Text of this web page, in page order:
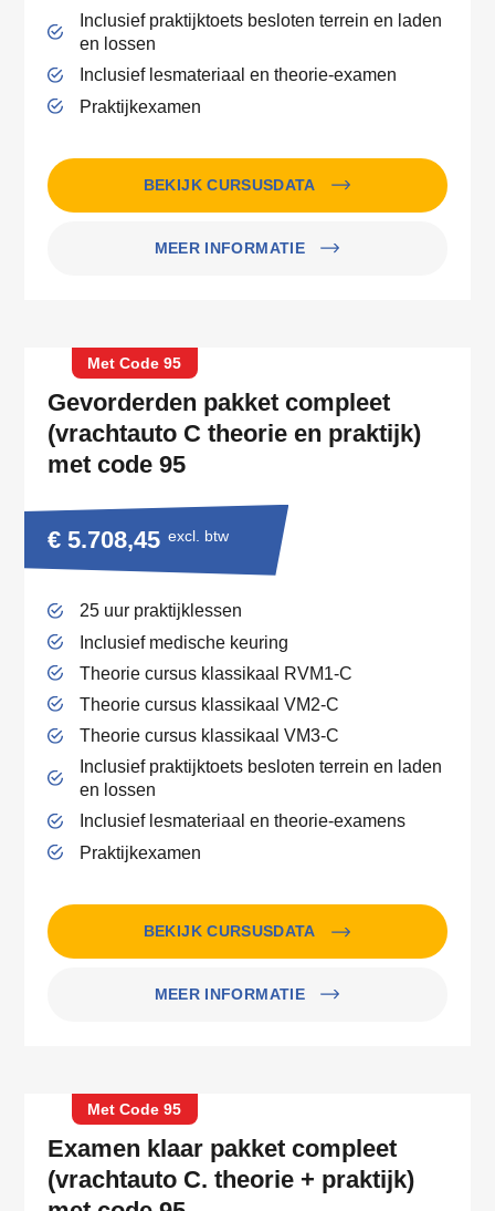
Inclusief praktijktoets besloten terrein en laden
en lossen
Inclusief lesmateriaal en theorie-examen
Praktijkexamen
BEKIJK CURSUSDATA
MEER INFORMATIE
Met Code 95
Gevorderden pakket compleet
(vrachtauto C theorie en praktijk)
met code 95
€ 5.708,45 excl. btw
25 uur praktijklessen
Inclusief medische keuring
Theorie cursus klassikaal RVM1-C
Theorie cursus klassikaal VM2-C
Theorie cursus klassikaal VM3-C
Inclusief praktijktoets besloten terrein en laden
en lossen
Inclusief lesmateriaal en theorie-examens
Praktijkexamen
BEKIJK CURSUSDATA
MEER INFORMATIE
Met Code 95
Examen klaar pakket compleet
(vrachtauto C. theorie + praktijk)